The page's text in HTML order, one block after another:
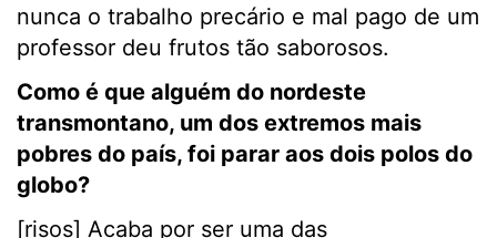
nunca o trabalho precário e mal pago de um
professor deu frutos tão saborosos.
Como é que alguém do nordeste
transmontano, um dos extremos mais
pobres do país, foi parar aos dois polos do
globo?
[risos] Acaba por ser uma das